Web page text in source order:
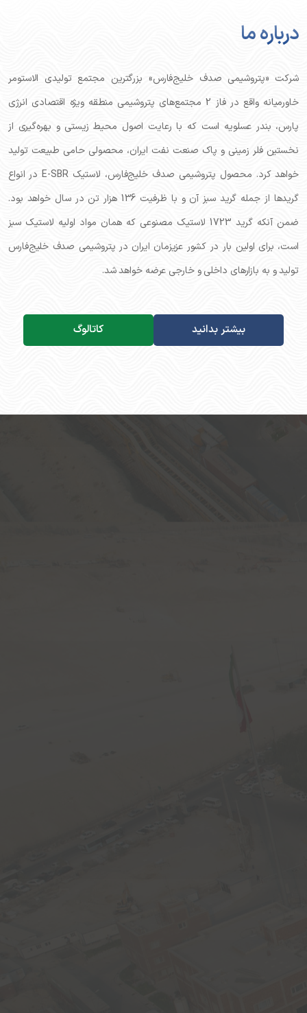
درباره ما
شرکت «پتروشیمی صدف خلیج‌فارس» بزرگترین مجتمع تولیدی الاستومر
خاورمیانه واقع در فاز 2 مجتمع‌های پتروشیمی منطقه ویژه اقتصادی انرژی
پارس، بندر عسلویه است که با رعایت اصول محیط زیستی و بهره‌گیری از
نخستین فلر زمینی و پاک صنعت نفت ایران، محصولی حامی طبیعت تولید
خواهد کرد. محصول پتروشیمی صدف خلیج‌فارس، لاستیک E-SBR در انواع
گریدها از جمله گرید سبز آن و با ظرفیت 136 هزار تن در سال خواهد بود.
ضمن آنکه گرید 1723 لاستیک مصنوعی که همان مواد اولیه لاستیک سبز
است، برای اولین بار در کشور عزیزمان ایران در پتروشیمی صدف خلیج‌فارس
تولید و به بازارهای داخلی و خارجی عرضه خواهد شد.
بیشتر بدانید کاتالوگ